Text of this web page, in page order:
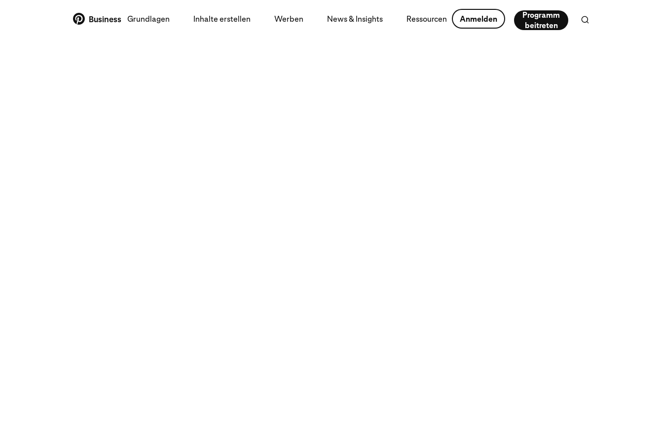
Business Grundlagen Inhalte erstellen Werben News & Insights Ressourcen Anmelden
Programm
beitreten